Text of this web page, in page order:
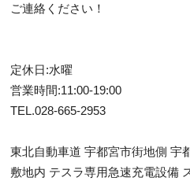
ご連絡ください！
定休日:水曜
営業時間:11:00-19:00
TEL.028-665-2953
東北自動車道 宇都宮市街地側 宇
敷地内 テスラ専用急速充電設備